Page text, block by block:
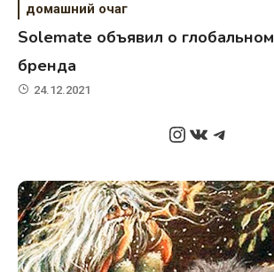
домашний очаг
Solemate объявил о
бренда
24.12.2021
Instagram